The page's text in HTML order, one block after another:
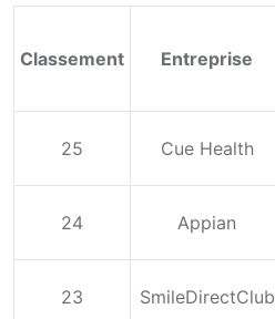
Classement Entreprise
25 Cue Health
24 Appian
23 SmileDirectClub